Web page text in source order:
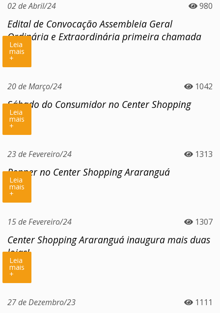
02 de Abril/24 980
Edital de Convocação Assembleia Geral
Ordinária e Extraordinária primeira chamada
Leia
mais
+
20 de Março/24 1042
Sábado do Consumidor no Center Shopping
Leia
mais
+
23 de Fevereiro/24 1313
Renner no Center Shopping Araranguá
Leia
mais
+
15 de Fevereiro/24 1307
Center Shopping Araranguá inaugura mais duas
lojas!
Leia
mais
+
27 de Dezembro/23 1111